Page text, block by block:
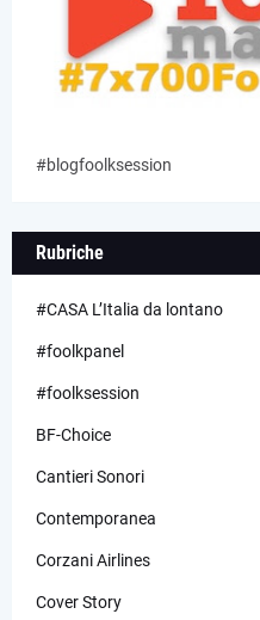
#blogfoolksession
Rubriche
#CASA L’Italia da lontano
#foolkpanel
#foolksession
BF-Choice
Cantieri Sonori
Contemporanea
Corzani Airlines
Cover Story